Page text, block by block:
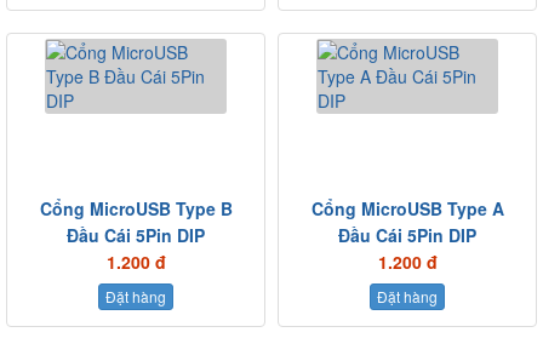
Cổng MicroUSB Type B
Đầu Cái 5Pin DIP
1.200 đ
Đặt hàng
Cổng MicroUSB Type A
Đầu Cái 5Pin DIP
1.200 đ
Đặt hàng